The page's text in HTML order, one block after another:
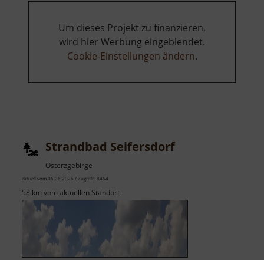
Um dieses Projekt zu finanzieren,
wird hier Werbung eingeblendet.
Cookie-Einstellungen ändern.
Strandbad Seifersdorf
Osterzgebirge
aktuell vom 06.06.2026 / Zugriffe: 8464
58 km vom aktuellen Standort